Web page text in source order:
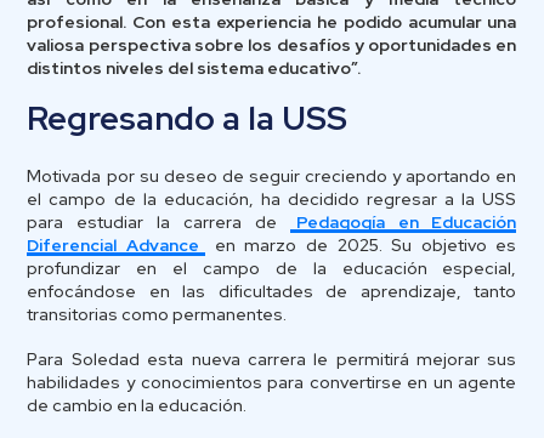
profesional. Con esta experiencia he podido acumular una
valiosa perspectiva sobre los desafíos y oportunidades en
distintos niveles del sistema educativo”.
Regresando a la USS
Motivada por su deseo de seguir creciendo y aportando en
el campo de la educación, ha decidido regresar a la USS
para estudiar la carrera de
Pedagogía en Educación
Diferencial Advance
en marzo de 2025. Su objetivo es
profundizar en el campo de la educación especial,
enfocándose en las dificultades de aprendizaje, tanto
transitorias como permanentes.
Para Soledad esta nueva carrera le permitirá mejorar sus
habilidades y conocimientos para convertirse en un agente
de cambio en la educación.